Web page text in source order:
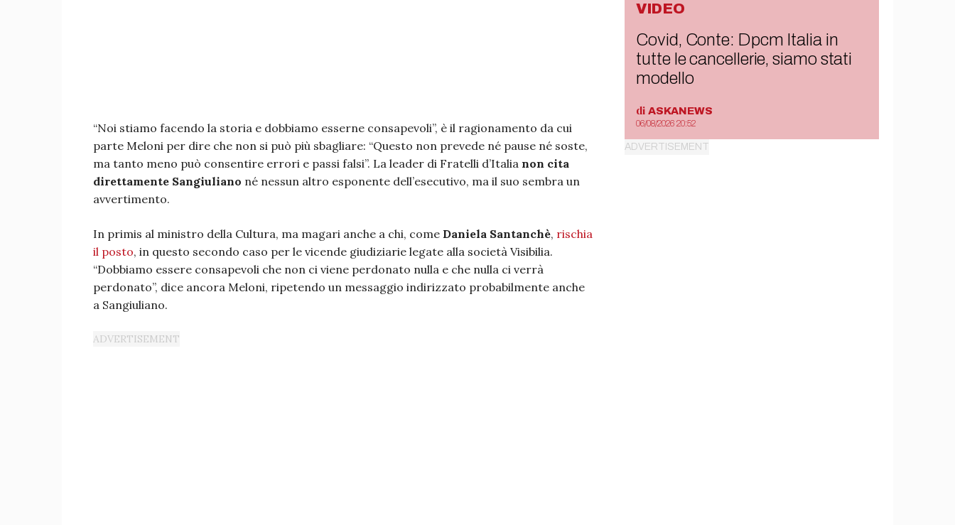
“Noi stiamo facendo la storia e dobbiamo esserne consapevoli”, è il ragionamento da cui
parte Meloni per dire che non si può più sbagliare: “Questo non prevede né pause né soste,
ma tanto meno può consentire errori e passi falsi”. La leader di Fratelli d’Italia non cita
direttamente Sangiuliano né nessun altro esponente dell’esecutivo, ma il suo sembra un
avvertimento.
In primis al ministro della Cultura, ma magari anche a chi, come Daniela Santanchè, rischia
il posto, in questo secondo caso per le vicende giudiziarie legate alla società Visibilia.
“Dobbiamo essere consapevoli che non ci viene perdonato nulla e che nulla ci verrà
perdonato”, dice ancora Meloni, ripetendo un messaggio indirizzato probabilmente anche
a Sangiuliano.
VIDEO
Covid, Conte: Dpcm Italia in
tutte le cancellerie, siamo stati
modello
di ASKANEWS
06/08/2026 20:52